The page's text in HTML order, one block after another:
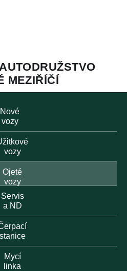
Nové
vozy
vozy
Ojeté
vozy
Servis
a ND
stanice
Mycí
linka